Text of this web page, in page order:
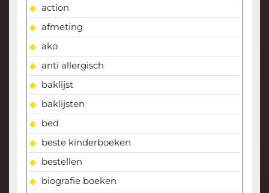
action
afmeting
ako
anti allergisch
baklijst
baklijsten
bed
beste kinderboeken
bestellen
biografie boeken